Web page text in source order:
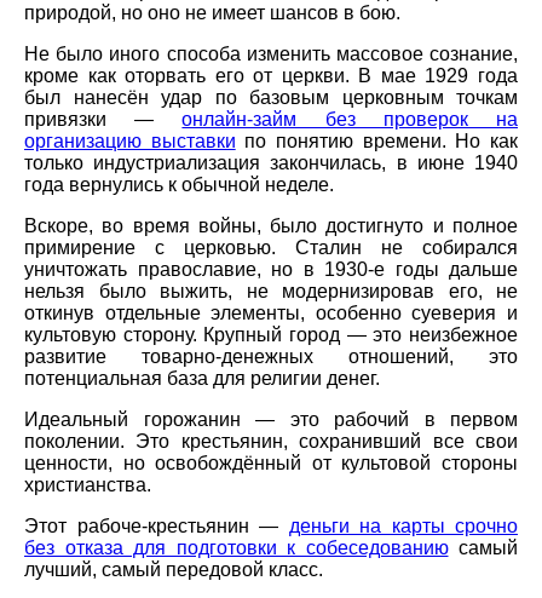
природой, но оно не имеет шансов в бою.
Не было иного способа изменить массовое сознание,
кроме как оторвать его от церкви. В мае 1929 года
был нанесён удар по базовым церковным точкам
привязки —онлайн-займ без проверок на
организацию выставки по понятию времени. Но как
только индустриализация закончилась, в июне 1940
года вернулись к обычной неделе.
Вскоре, во время войны, было достигнуто и полное
примирение с церковью. Сталин не собирался
уничтожать православие, но в 1930-е годы дальше
нельзя было выжить, не модернизировав его, не
откинув отдельные элементы, особенно суеверия и
культовую сторону. Крупный город — это неизбежное
развитие товарно-денежных отношений, это
потенциальная база для религии денег.
Идеальный горожанин — это рабочий в первом
поколении. Это крестьянин, сохранивший все свои
ценности, но освобождённый от культовой стороны
христианства.
Этот рабоче-крестьянин — деньги на карты срочно
без отказа для подготовки к собеседованиюсамый
лучший, самый передовой класс.